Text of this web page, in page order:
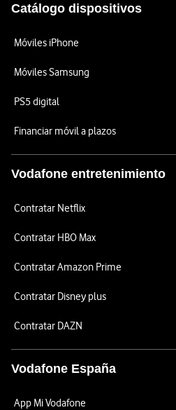
Catálogo dispositivos
Móviles iPhone
Móviles Samsung
PS5 digital
Financiar móvil a plazos
Vodafone entretenimiento
Contratar Netflix
Contratar HBO Max
Contratar Amazon Prime
Contratar Disney plus
Contratar DAZN
Vodafone España
App Mi Vodafone